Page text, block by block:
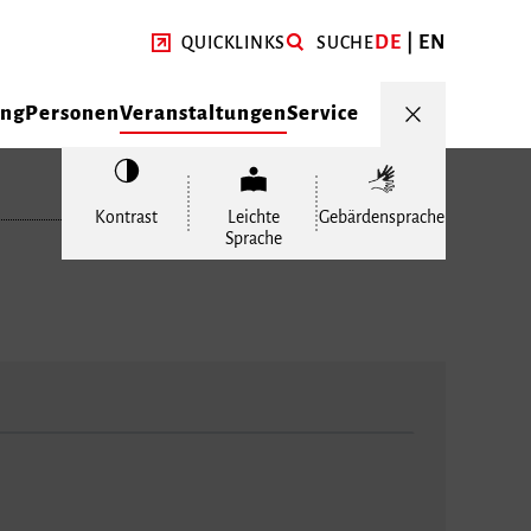
QUICKLINKS SUCHEDE EN
PersonenVeranstaltungenService
Kontrast
Leichte
Sprache
Gebärdensprache